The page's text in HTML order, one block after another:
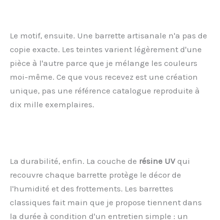
Le motif, ensuite. Une barrette artisanale n'a pas de
copie exacte. Les teintes varient légèrement d'une
pièce à l'autre parce que je mélange les couleurs
moi-même. Ce que vous recevez est une création
unique, pas une référence catalogue reproduite à
dix mille exemplaires.
La durabilité, enfin. La couche de résine UV qui
recouvre chaque barrette protège le décor de
l'humidité et des frottements. Les barrettes
classiques fait main que je propose tiennent dans
la durée à condition d'un entretien simple : un